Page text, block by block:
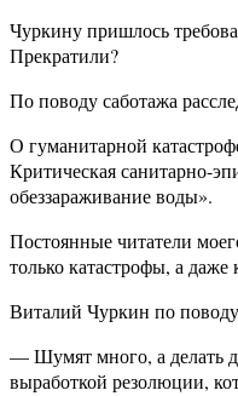
Чуркину пришлось
Прекратили?
По поводу саботажа
О гуманитарной
Критическая санитарно-
обеззараживание воды».
Постоянные читатели
только катастрофы, а
Виталий Чуркин по
— Шумят много, а делать
выработкой резолюции,